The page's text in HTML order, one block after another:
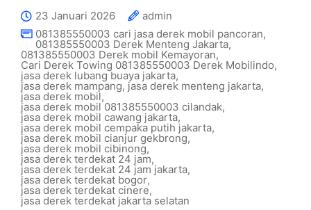
23 Januari 2026
admin
081385550003 cari jasa derek mobil pancoran,
081385550003 Derek Menteng Jakarta,
081385550003 Derek mobil Kemayoran,
Cari Derek Towing 081385550003 Derek Mobilindo,
jasa derek lubang buaya jakarta,
jasa derek mampang, jasa derek menteng jakarta,
jasa derek mobil,
jasa derek mobil 081385550003 cilandak,
jasa derek mobil cawang jakarta,
jasa derek mobil cempaka putih jakarta,
jasa derek mobil cianjur gekbrong,
jasa derek mobil cibinong,
jasa derek terdekat 24 jam,
jasa derek terdekat 24 jam jakarta,
jasa derek terdekat bogor,
jasa derek terdekat cinere,
jasa derek terdekat jakarta selatan